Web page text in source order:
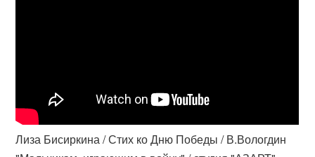
Лиза Бисиркина / Стих ко Дню Победы / В.Вологдин